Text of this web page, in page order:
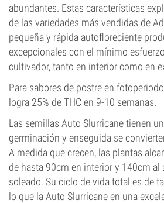
abundantes. Estas características
de las variedades más vendidas de
pequeña y rápida autofloreciente
excepcionales con el mínimo
cultivador, tanto en interior como en
Para sabores de postre en
logra 25% de THC en 9-10 semanas.
Las semillas Auto Slurricane tienen
germinación y enseguida se
A medida que crecen, las plantas
de hasta 90cm en interior y 140cm al
soleado. Su ciclo de vida total es de
lo que la Auto Slurricane en una